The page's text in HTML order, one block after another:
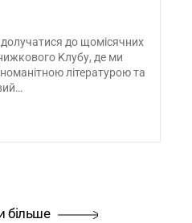
до щомісячних
Kлубу, де ми
літературою та
більше